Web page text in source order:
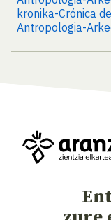
kronika-Crónica
Antropologia-